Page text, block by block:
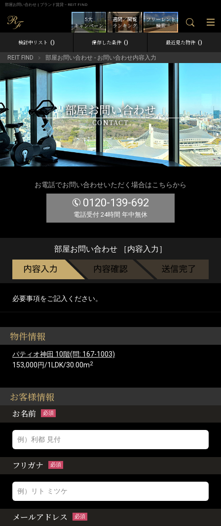
部屋お問い合わせ | ブランド賃貸－REIT FIND
フリーレント
検索
週間／閲覧
ランキング
5大
キャンペーン
検討中リスト 0 保存した条件 0 最近見た物件 0
REIT FIND 部屋お問い合わせ - お問い合わせ内容入力
部屋お問い合わせ
CONTACT
お電話でお問い合わせいただく場合はこちらから
0120-139-692
電話受付 24時間 年中無休
部屋お問い合わせ ［内容入力］
必要事項をご記入ください。
物件情報
パティオ神田 10階(問: 167-1003)
153,000円/1LDK/30.00m2
お客様情報
お名前 必須
フリガナ 必須
メールアドレス 必須